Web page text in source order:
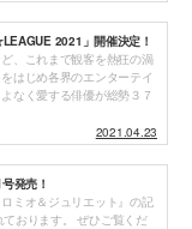
2021」開催決定！
、これまで観客を熱狂の渦
はじめ各界のエンターテイ
なく愛する俳優が総勢３７
2021.04.23
発売！
ミオ＆ジュリエット』の記
おります。 ぜひご覧くだ